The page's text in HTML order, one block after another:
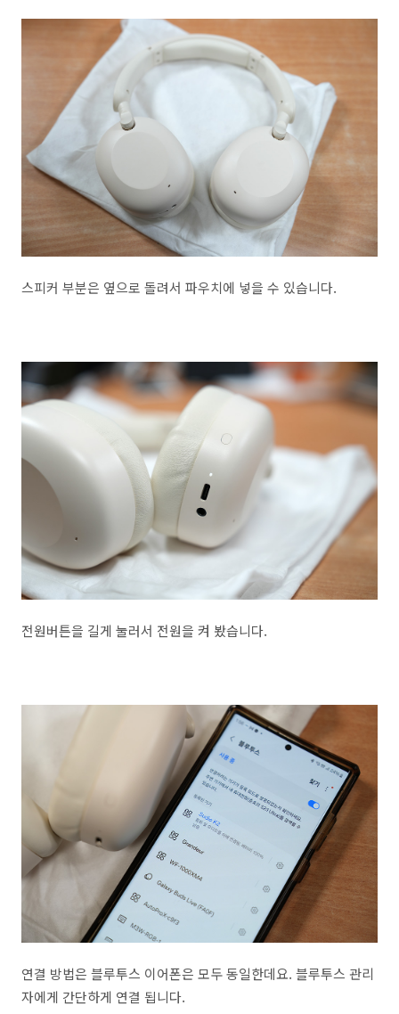
스피커 부분은 옆으로 돌려서 파우치에 넣을 수 있습니다.
전원버튼을 길게 눌러서 전원을 켜 봤습니다.
연결 방법은 블루투스 이어폰은 모두 동일한데요. 블루투스 관리
자에게 간단하게 연결 됩니다.